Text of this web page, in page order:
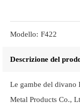
Modello: F422
Descrizione del
Le gambe del
Metal Products Co.,